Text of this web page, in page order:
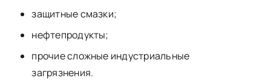
защитные смазки;
нефтепродукты;
прочие сложные индустриальные
загрязнения.